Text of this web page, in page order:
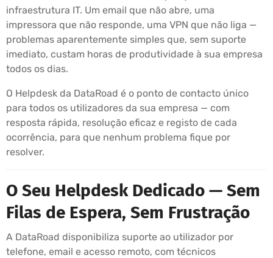
infraestrutura IT. Um email que não abre, uma
impressora que não responde, uma VPN que não liga —
problemas aparentemente simples que, sem suporte
imediato, custam horas de produtividade à sua empresa
todos os dias.
O Helpdesk da DataRoad é o ponto de contacto único
para todos os utilizadores da sua empresa — com
resposta rápida, resolução eficaz e registo de cada
ocorrência, para que nenhum problema fique por
resolver.
O Seu Helpdesk Dedicado — Sem
Filas de Espera, Sem Frustração
A DataRoad disponibiliza suporte ao utilizador por
telefone, email e acesso remoto, com técnicos